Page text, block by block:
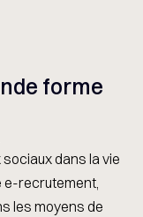
forme
dans la vie
e-recrutement,
les moyens de